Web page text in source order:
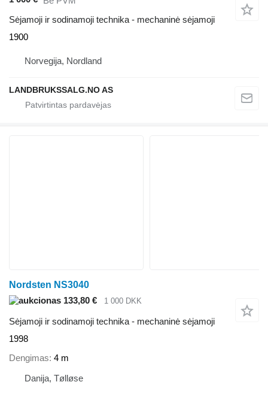
Sėjamoji ir sodinamoji technika - mechaninė sėjamoji
1900
Norvegija, Nordland
LANDBRUKSSALG.NO AS
Nordsten NS3040
133,80 €
1 000 DKK
Sėjamoji ir sodinamoji technika - mechaninė sėjamoji
1998
Dengimas 4 m
Danija, Tølløse